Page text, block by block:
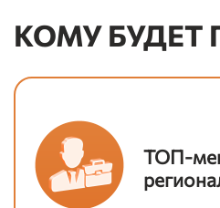
КОМУ БУДЕТ
ТОП-